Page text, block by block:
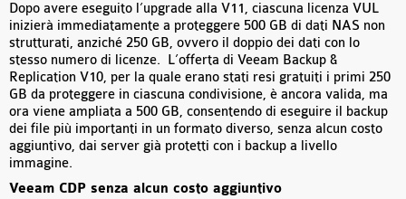
Dopo avere eseguito l’upgrade alla V11, ciascuna licenza VUL
inizierà immediatamente a proteggere 500 GB di dati NAS non
strutturati, anziché 250 GB, ovvero il doppio dei dati con lo
stesso numero di licenze. L’offerta di Veeam Backup &
Replication V10, per la quale erano stati resi gratuiti i primi 250
GB da proteggere in ciascuna condivisione, è ancora valida, ma
ora viene ampliata a 500 GB, consentendo di eseguire il backup
dei file più importanti in un formato diverso, senza alcun costo
aggiuntivo, dai server già protetti con i backup a livello
immagine.
Veeam CDP senza alcun costo aggiuntivo